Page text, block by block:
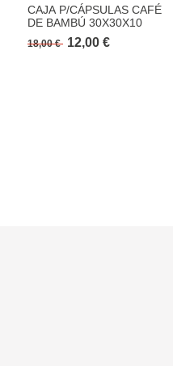
CAJA P/CÁPSULAS CAFÉ
DE BAMBÚ 30X30X10
18,00 € 12,00 €